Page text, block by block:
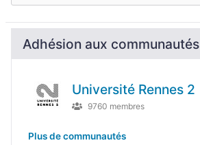
Adhésion aux communautés
Université Rennes 2
9760 membres
Plus de communautés